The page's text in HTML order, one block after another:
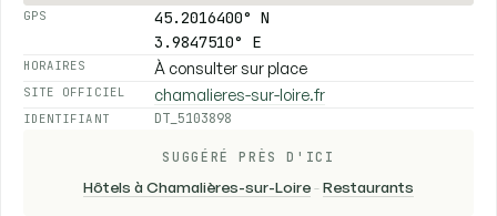
GPS
45.2016400° N
3.9847510° E
HORAIRES À consulter sur place
SITE OFFICIEL chamalieres-sur-loire.fr
IDENTIFIANT DT_5103898
SUGGÉRÉ PRÈS D'ICI
Hôtels à Chamalières-sur-Loire-Restaurants